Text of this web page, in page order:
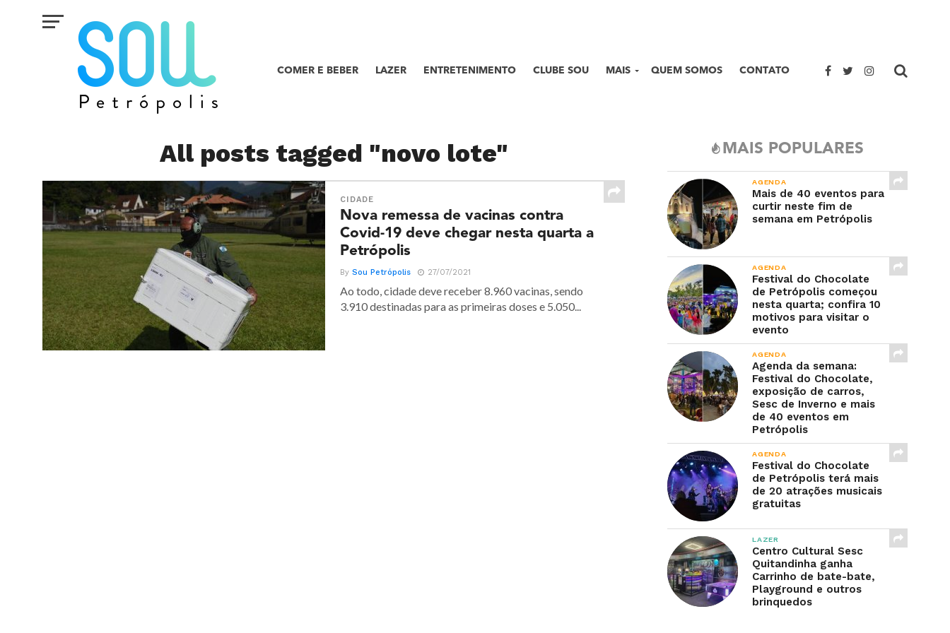
COMER E BEBER LAZER ENTRETENIMENTO CLUBE SOU MAIS QUEM SOMOS CONTATO
All posts tagged "novo lote"
CIDADE
Nova remessa de vacinas contra
Covid-19 deve chegar nesta quarta a
Petrópolis
BySou Petrópolis 27/07/2021
Ao todo, cidade deve receber 8.960 vacinas, sendo
3.910 destinadas para as primeiras doses e 5.050...
MAIS POPULARES
AGENDA
Mais de 40 eventos para
curtir neste fim de
semana em Petrópolis
AGENDA
Festival do Chocolate
de Petrópolis começou
nesta quarta; confira 10
motivos para visitar o
evento
AGENDA
Agenda da semana:
Festival do Chocolate,
exposição de carros,
Sesc de Inverno e mais
de 40 eventos em
Petrópolis
AGENDA
Festival do Chocolate
de Petrópolis terá mais
de 20 atrações musicais
gratuitas
LAZER
Centro Cultural Sesc
Quitandinha ganha
Carrinho de bate-bate,
Playground e outros
brinquedos